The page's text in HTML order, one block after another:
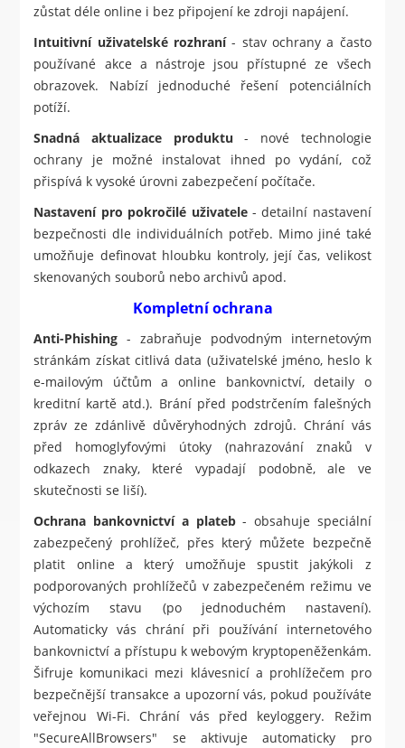
zůstat déle online i bez připojení ke zdroji napájení.
Intuitivní uživatelské rozhraní- stav ochrany a často
používané akce a nástroje jsou přístupné ze všech
obrazovek. Nabízí jednoduché řešení potenciálních
potíží.
Snadná aktualizace produktu - nové technologie
ochrany je možné instalovat ihned po vydání, což
přispívá k vysoké úrovni zabezpečení počítače.
Nastavení pro pokročilé uživatele- detailní nastavení
bezpečnosti dle individuálních potřeb. Mimo jiné také
umožňuje definovat hloubku kontroly, její čas, velikost
skenovaných souborů nebo archivů apod.
Kompletní ochrana
Anti-Phishing - zabraňuje podvodným internetovým
stránkám získat citlivá data (uživatelské jméno, heslo k
e-mailovým účtům a online bankovnictví, detaily o
kreditní kartě atd.). Brání před podstrčením falešných
zpráv ze zdánlivě důvěryhodných zdrojů. Chrání vás
před homoglyfovými útoky (nahrazování znaků v
odkazech znaky, které vypadají podobně, ale ve
skutečnosti se liší).
Ochrana bankovnictví a plateb- obsahuje speciální
zabezpečený prohlížeč, přes který můžete bezpečně
platit online a který umožňuje spustit jakýkoli z
podporovaných prohlížečů v zabezpečeném režimu ve
výchozím stavu (po jednoduchém nastavení).
Automaticky vás chrání při používání internetového
bankovnictví a přístupu k webovým kryptopeněženkám.
Šifruje komunikaci mezi klávesnicí a prohlížečem pro
bezpečnější transakce a upozorní vás, pokud používáte
veřejnou Wi-Fi. Chrání vás před keyloggery. Režim
"SecureAllBrowsers" se aktivuje automaticky pro